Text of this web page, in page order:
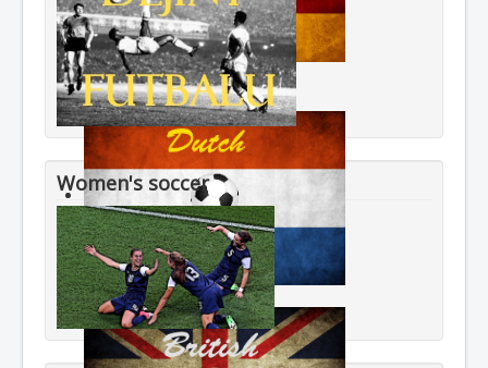
Women's soccer